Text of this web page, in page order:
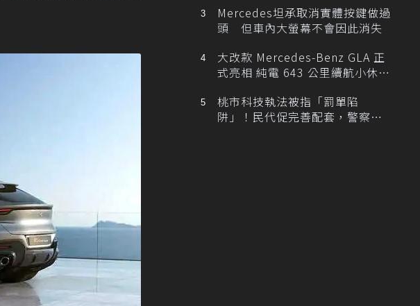
Mercedes坦承取消實體按鍵做過
頭 但車內大螢幕不會因此消失
大改款 Mercedes-Benz GLA 正
式亮相 純電 643 公里續航小休
桃市科技執法被指「罰單陷
阱」！民代促完善配套，警察局